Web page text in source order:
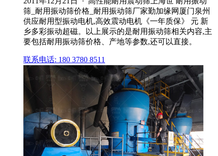
筛_耐用振动筛价格_耐用振动筛厂家勤加缘网厦门泉州
供应耐用型振动电机,高效震动电机《一年质保》 元 新
乡多彩振动超磁。以上展示的是耐用振动筛相关内容,主
要包括耐用振动筛价格、产地等参数,还可以直接。
联系电话: 180 3780 8511